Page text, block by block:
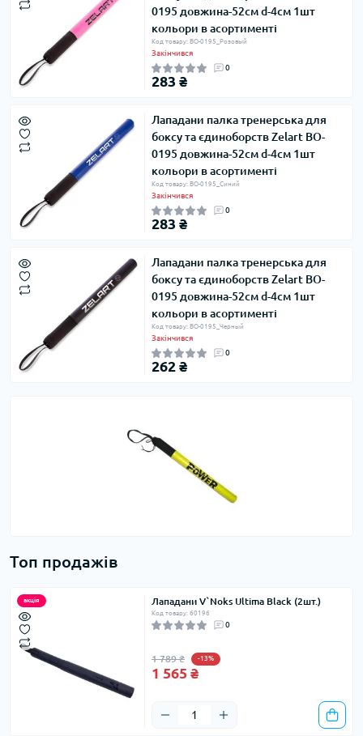
0195 довжина-52см d-4см 1шт
кольори в асортименті
Код товару: BO-0195_Розовый
Закінчився
0
283 ₴
Лападани палка тренерська для
боксу та єдиноборств Zelart BO-
0195 довжина-52см d-4см 1шт
кольори в асортименті
Код товару: BO-0195_Синий
Закінчився
0
283 ₴
Лападани палка тренерська для
боксу та єдиноборств Zelart BO-
0195 довжина-52см d-4см 1шт
кольори в асортименті
Код товару: BO-0195_Черный
Закінчився
0
262 ₴
Топ продажів
акція Лападани V`Noks Ultima Black (2шт.)
Код товару: 60196
0
1 789 ₴ -13%
1 565 ₴